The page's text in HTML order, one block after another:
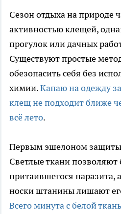
Сезон отдыха на природе
активностью клещей,
прогулок или дачных
Существуют простые
обезопасить себя без
химии.Капаю на одежду
клещ не подходит ближе
всё лето.
Первым эшелоном защиты
Светлые ткани
притаившегося паразита,
носки штанины лишают
Всего минута с белой